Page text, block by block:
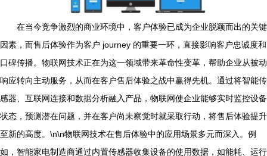
在当今竞争激烈的商业环境中，客户体验已成为企业脱颖而出的关键
因素，而售后体验作为客户 journey 的重要一环，直接影响客户忠诚度和
口碑传播。物联网技术正在为这一领域带来革命性变革，帮助企业从被动
响应转向主动服务，从而在客户售后体验之战中赢得先机。通过将智能传
感器、互联网连接和数据分析融入产品，物联网使企业能够实时监控设备
状态，预测潜在问题，并在客户尚未察觉时就采取行动，将售后体验提升
至新的高度。\n\n物联网技术在售后体验中的应用场景多元而深入。例
如，智能家电制造商通过内置传感器收集设备的使用数据，如能耗、运行